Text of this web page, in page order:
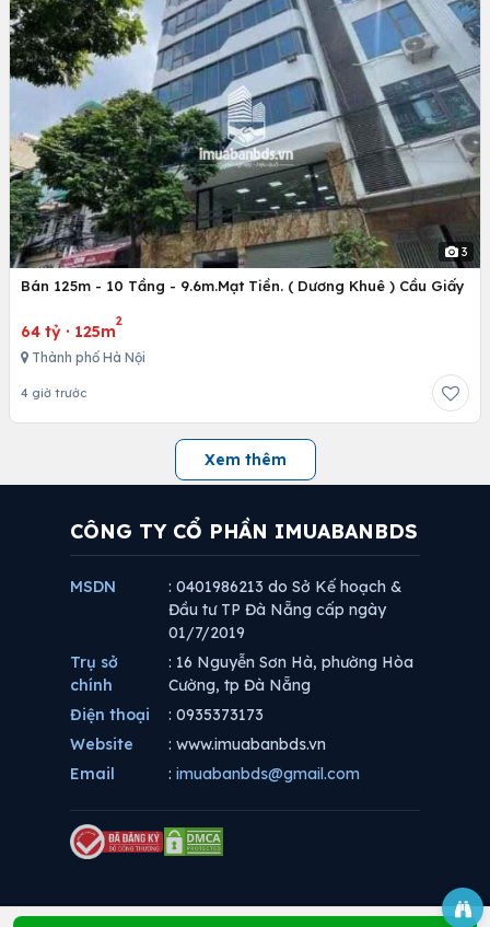
3
Bán 125m - 10 Tầng - 9.6m.Mạt Tiền. ( Dương Khuê ) Cầu Giấy
64 tỷ · 125m
2
Thành phố Hà Nội
4 giờ trước
Xem thêm
CÔNG TY CỔ PHẦN IMUABANBDS
MSDN
: 0401986213 do Sở Kế hoạch &
Đầu tư TP Đà Nẵng cấp ngày
01/7/2019
Trụ sở
chính
: 16 Nguyễn Sơn Hà, phường Hòa
Cường, tp Đà Nẵng
Điện thoại
: 0935373173
Website
: www.imuabanbds.vn
Email
: imuabanbds@gmail.com